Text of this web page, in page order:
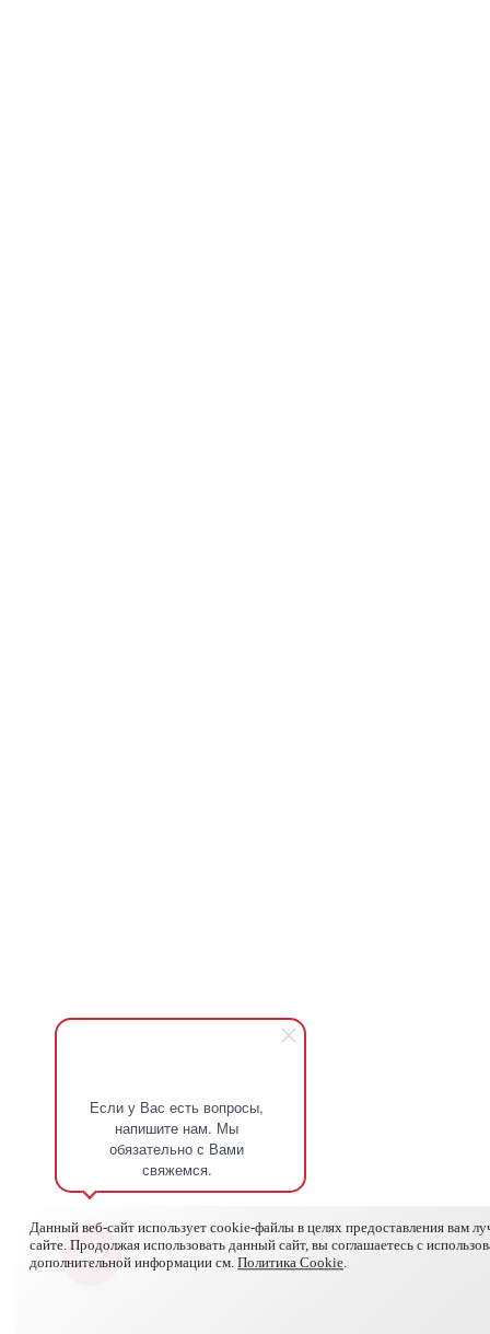
Если у Вас есть вопросы,
напишите нам. Мы
обязательно с Вами
свяжемся.
Данный веб-сайт использует cookie-файлы в целях предоставления вам
сайте. Продолжая использовать данный сайт, вы соглашаетесь с
дополнительной информации см.Политика Cookie.